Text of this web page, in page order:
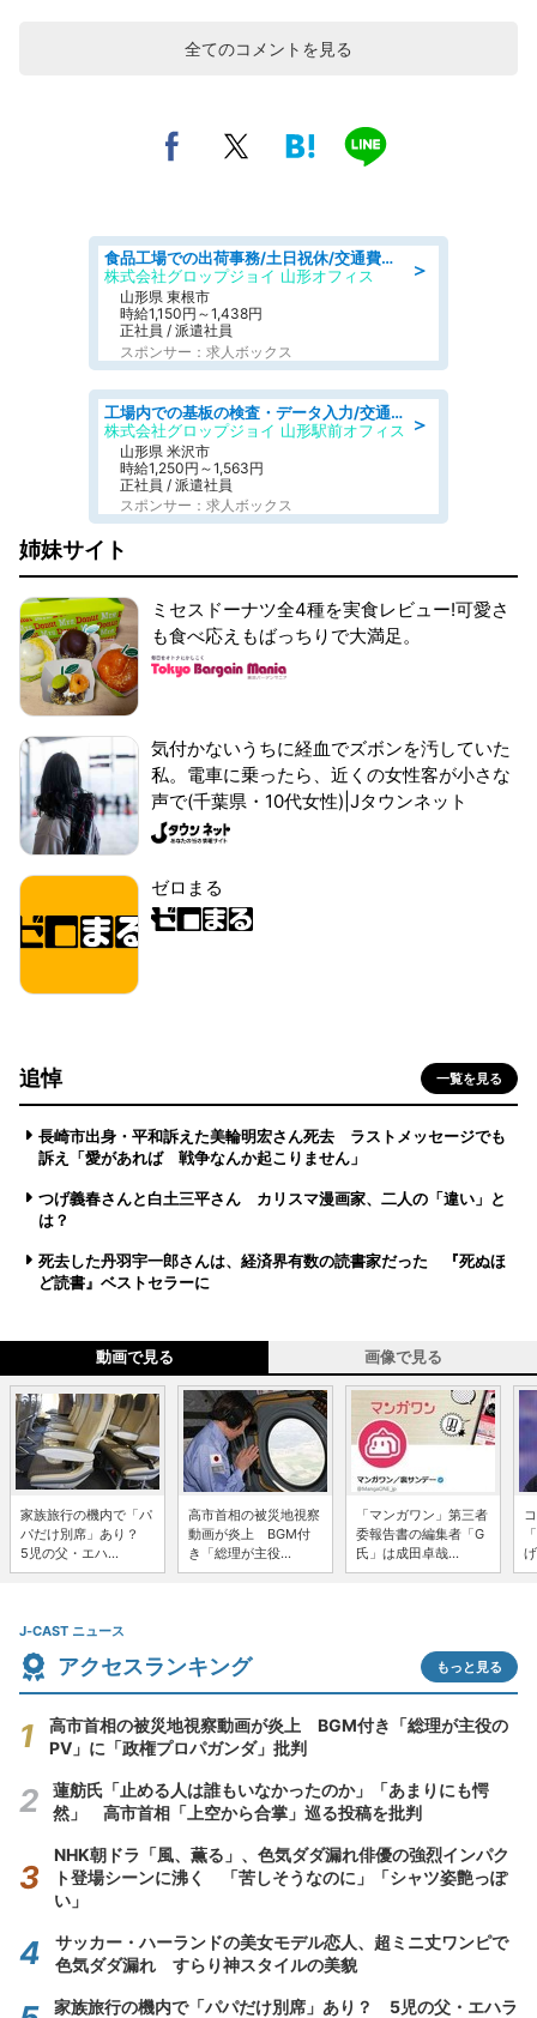
全てのコメントを見る
＞
食品工場での出荷事務/土日祝休/交通費支給
株式会社グロップジョイ 山形オフィス
山形県 東根市
時給1,150円～1,438円
正社員 / 派遣社員
スポンサー：求人ボックス
＞
工場内での基板の検査・データ入力/交通費支給/食堂あり
株式会社グロップジョイ 山形駅前オフィス
山形県 米沢市
時給1,250円～1,563円
正社員 / 派遣社員
スポンサー：求人ボックス
姉妹サイト
ミセスドーナツ全4種を実食レビュー!可愛さ
も食べ応えもばっちりで大満足。
気付かないうちに経血でズボンを汚していた
私。電車に乗ったら、近くの女性客が小さな
声で(千葉県・10代女性)|Jタウンネット
ゼロまる
追悼 一覧を見る
長崎市出身・平和訴えた美輪明宏さん死去 ラストメッセージでも
訴え「愛があれば 戦争なんか起こりません」
つげ義春さんと白土三平さん カリスマ漫画家、二人の「違い」と
は？
死去した丹羽宇一郎さんは、経済界有数の読書家だった 『死ぬほ
ど読書』ベストセラーに
動画で見る 画像で見る
家族旅行の機内で「パ
パだけ別席」あり？
5児の父・エハ...
高市首相の被災地視察
動画が炎上 BGM付
き「総理が主役...
「マンガワン」第三者
委報告書の編集者「G
氏」は成田卓哉...
J-CAST ニュース
アクセスランキング もっと見る
高市首相の被災地視察動画が炎上 BGM付き「総理が主役の
PV」に「政権プロパガンダ」批判
蓮舫氏「止める人は誰もいなかったのか」「あまりにも愕
然」 高市首相「上空から合掌」巡る投稿を批判
NHK朝ドラ「風、薫る」、色気ダダ漏れ俳優の強烈インパク
ト登場シーンに沸く 「苦しそうなのに」「シャツ姿艶っぽ
い」
サッカー・ハーランドの美女モデル恋人、超ミニ丈ワンピで
色気ダダ漏れ すらり神スタイルの美貌
家族旅行の機内で「パパだけ別席」あり？ 5児の父・エハラ